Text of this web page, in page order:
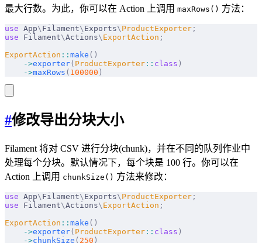
最大行数。为此，你可以在 Action 上调用 maxRows() 方法：
use App\ Filament\ Exports\ ProductExporter ;
use Filament\Actions\ ExportAction ;
ExportAction :: make ()
    ->
exporter( ProductExporter :: class )
    ->
maxRows ( 100000 )
#修改导出分块大小
Filament 将对 CSV 进行分块(chunk)，并在不同的队列作业中
处理每个分块。默认情况下，每个块是 100 行。你可以在
Action 上调用 chunkSize() 方法来修改：
use App\ Filament\ Exports\ ProductExporter ;
use Filament\Actions\ ExportAction ;
ExportAction :: make ()
    ->
exporter( ProductExporter :: class )
    ->
chunkSize ( 250 )